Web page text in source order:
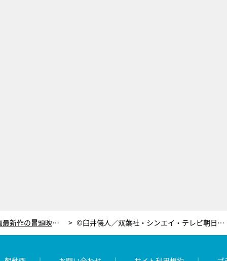
『クレヨンしんちゃん』映画最新作の冒頭映像をTV初解禁！しんのすけたちが“とんでもない事件”に遭遇 ©臼井儀人／双葉社・シンエイ・テレビ朝日・ADK 2021